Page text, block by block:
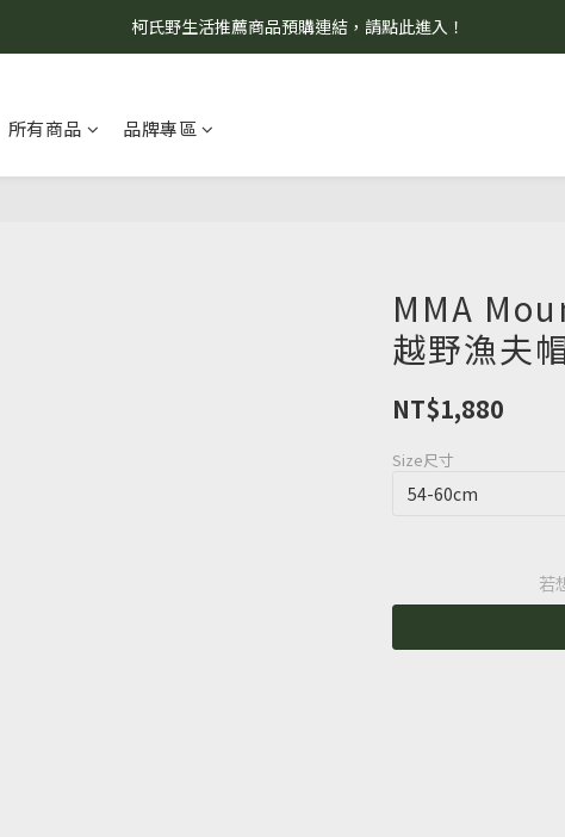
8/7 當天暫停開放工作室。請見諒！
柯氏野生活推薦商品預購連結，請點此進入！
所有商品 品牌專區
MMA
越野漁夫
NT$1,880
Size尺寸
若